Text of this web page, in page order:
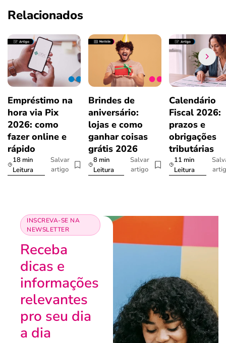
Relacionados
Empréstimo na
hora via Pix
2026: como
fazer online e
rápido
18 min
Leitura
Salvar
artigo
Brindes de
aniversário:
lojas e como
ganhar coisas
grátis 2026
8 min
Leitura
Salvar
artigo
Calendário
Fiscal 2026:
prazos e
obrigações
tributárias
11 min
Leitura
INSCREVA-SE NA
NEWSLETTER
Receba
dicas e
informações
relevantes
pro seu dia
a dia